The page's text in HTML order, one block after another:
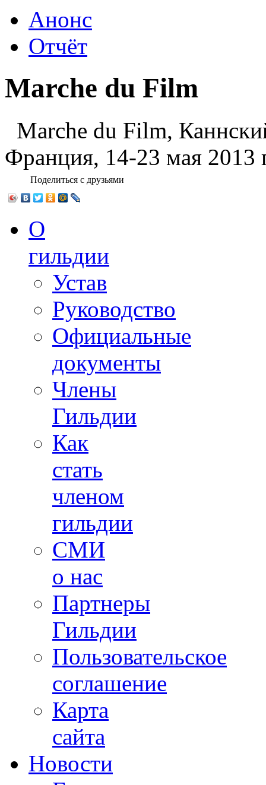
Анонс
Отчёт
Marche du Film
Marche du Film,
Франция, 14-23 мая
Поделиться с друзьями
О
гильдии
Устав
Руководство
Официальные
документы
Члены
Гильдии
Как
стать
членом
гильдии
СМИ
о нас
Партнеры
Гильдии
Пользовательское
соглашение
Карта
сайта
Новости